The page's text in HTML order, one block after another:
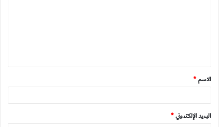
ق
*
الاسم*
البريد الإلكتروني*